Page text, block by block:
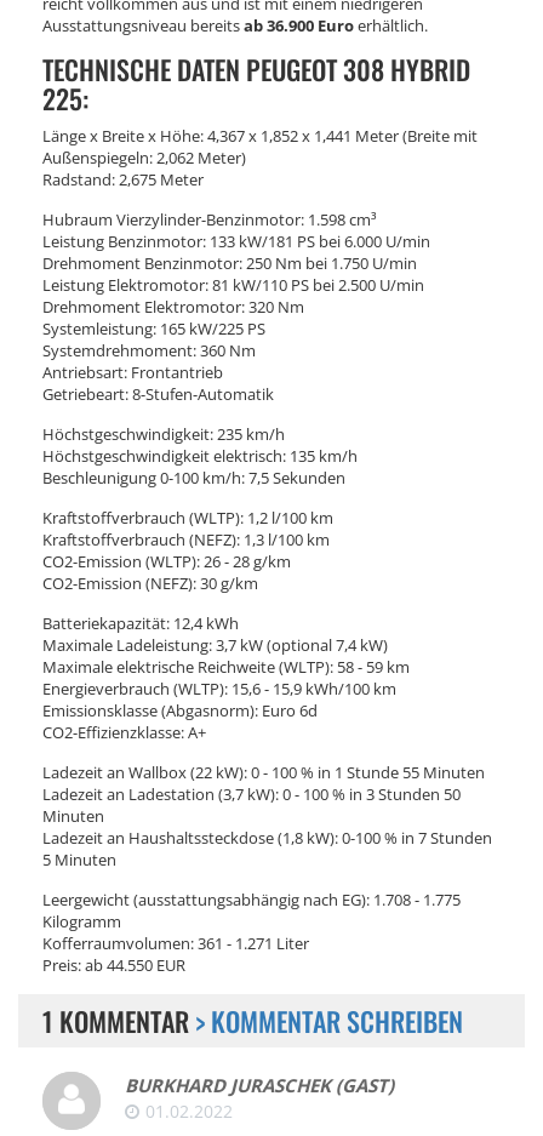
Ausstattungsniveau bereitsab 36.900 Euroerhältlich.
TECHNISCHE DATEN PEUGEOT 308 HYBRID
225:
Länge x Breite x Höhe: 4,367 x 1,852 x 1,441 Meter (Breite mit
Außenspiegeln: 2,062 Meter)
Radstand: 2,675 Meter
Hubraum Vierzylinder-Benzinmotor: 1.598 cm³
Leistung Benzinmotor: 133 kW/181 PS bei 6.000 U/min
Drehmoment Benzinmotor: 250 Nm bei 1.750 U/min
Leistung Elektromotor: 81 kW/110 PS bei 2.500 U/min
Drehmoment Elektromotor: 320 Nm
Systemleistung: 165 kW/225 PS
Systemdrehmoment: 360 Nm
Antriebsart: Frontantrieb
Getriebeart: 8-Stufen-Automatik
Höchstgeschwindigkeit: 235 km/h
Höchstgeschwindigkeit elektrisch: 135 km/h
Beschleunigung 0-100 km/h: 7,5 Sekunden
Kraftstoffverbrauch (WLTP): 1,2 l/100 km
Kraftstoffverbrauch (NEFZ): 1,3 l/100 km
CO2-Emission (WLTP): 26 - 28 g/km
CO2-Emission (NEFZ): 30 g/km
Batteriekapazität: 12,4 kWh
Maximale Ladeleistung: 3,7 kW (optional 7,4 kW)
Maximale elektrische Reichweite (WLTP): 58 - 59 km
Energieverbrauch (WLTP): 15,6 - 15,9 kWh/100 km
Emissionsklasse (Abgasnorm): Euro 6d
CO2-Effizienzklasse: A+
Ladezeit an Wallbox (22 kW): 0 - 100 % in 1 Stunde 55 Minuten
Ladezeit an Ladestation (3,7 kW): 0 - 100 % in 3 Stunden 50
Minuten
Ladezeit an Haushaltssteckdose (1,8 kW): 0-100 % in 7 Stunden
5 Minuten
Leergewicht (ausstattungsabhängig nach EG): 1.708 - 1.775
Kilogramm
Kofferraumvolumen: 361 - 1.271 Liter
Preis: ab 44.550 EUR
1 KOMMENTAR> KOMMENTAR SCHREIBEN
BURKHARD JURASCHEK (GAST)
01.02.2022